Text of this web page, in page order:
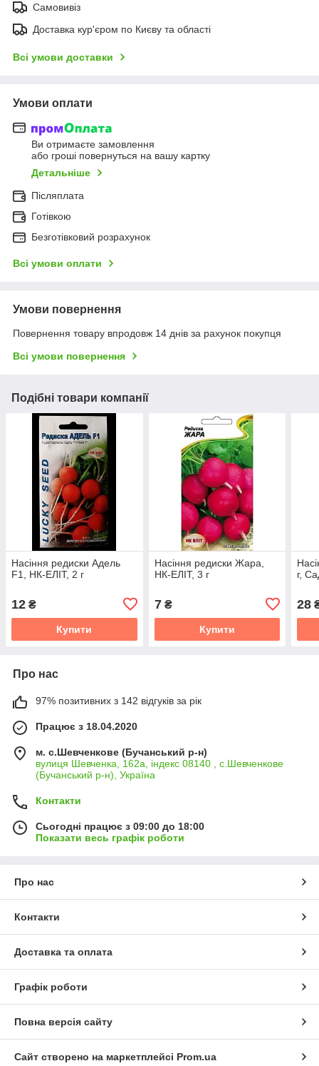
Самовивіз
Доставка кур'єром по Києву та області
Всі умови доставки
Умови оплати
Ви отримаєте замовлення
або гроші повернуться на вашу картку
Детальніше
Післяплата
Готівкою
Безготівковий розрахунок
Всі умови оплати
Умови повернення
Повернення товару впродовж 14 днів за рахунок покупця
Всі умови повернення
Подібні товари компанії
Насіння редиски Адель
F1, НК-ЕЛІТ, 2 г
12 ₴
Купити
Насіння редиски Жара,
НК-ЕЛІТ, 3 г
7₴
Купити
г,
28
Про нас
97% позитивних з 142 відгуків за рік
Працює з 18.04.2020
м. с.Шевченкове (Бучанський р-н)
вулиця Шевченка, 162а, індекс 08140 , с.Шевченкове
(Бучанський р-н), Україна
Контакти
Сьогодні працює з 09:00 до 18:00
Показати весь графік роботи
Про нас
Контакти
Доставка та оплата
Графік роботи
Повна версія сайту
Сайт створено на маркетплейсі Prom.ua